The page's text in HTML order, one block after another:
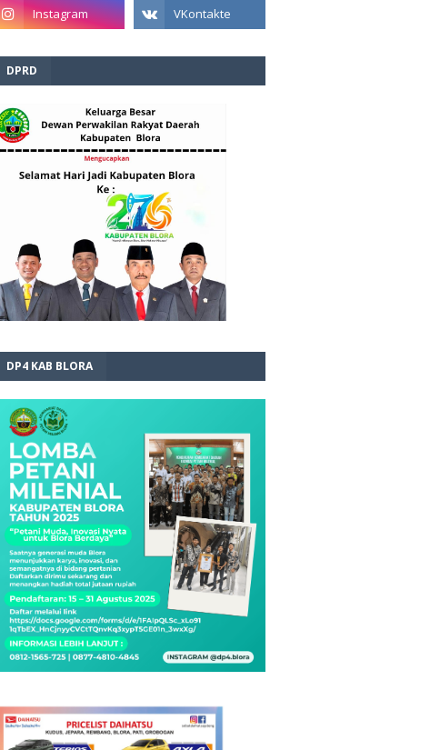
DPRD
DP4 KAB BLORA